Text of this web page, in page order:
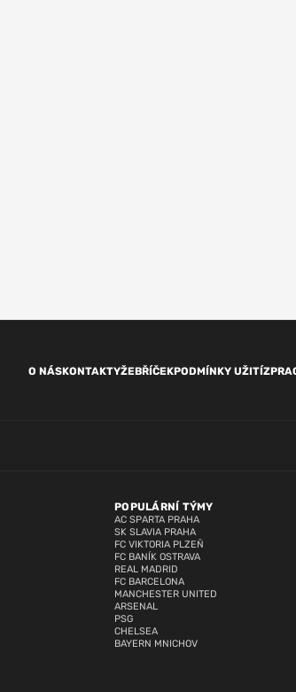
O NÁSKONTAKTYŽEBŘÍČEKPODMÍNKY UŽITÍ
POPULÁRNÍ TÝMY
AC SPARTA PRAHA
SK SLAVIA PRAHA
FC VIKTORIA PLZEŇ
FC BANÍK OSTRAVA
REAL MADRID
FC BARCELONA
MANCHESTER UNITED
ARSENAL
PSG
CHELSEA
BAYERN MNICHOV